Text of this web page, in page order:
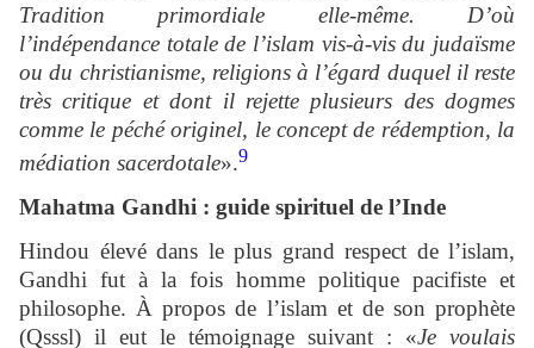
Tradition primordiale elle-même. D’où
l’indépendance totale de l’islam vis-à-vis du judaïsme
ou du christianisme, religions à l’égard duquel il reste
très critique et dont il rejette plusieurs des dogmes
comme le péché originel, le concept de rédemption, la
médiation sacerdotale».9
Mahatma Gandhi : guide spirituel de l’Inde
Hindou élevé dans le plus grand respect de l’islam,
Gandhi fut à la fois homme politique pacifiste et
philosophe. À propos de l’islam et de son prophète
(Qsssl) il eut le témoignage suivant : «Je voulais